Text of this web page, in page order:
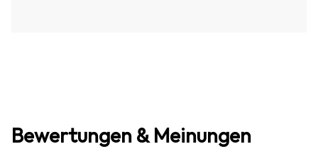
Bewertungen & Meinungen